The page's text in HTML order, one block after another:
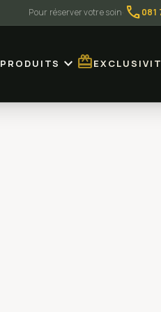
Pour réserver votre soin· call081
PRODUITS expand_more redeem